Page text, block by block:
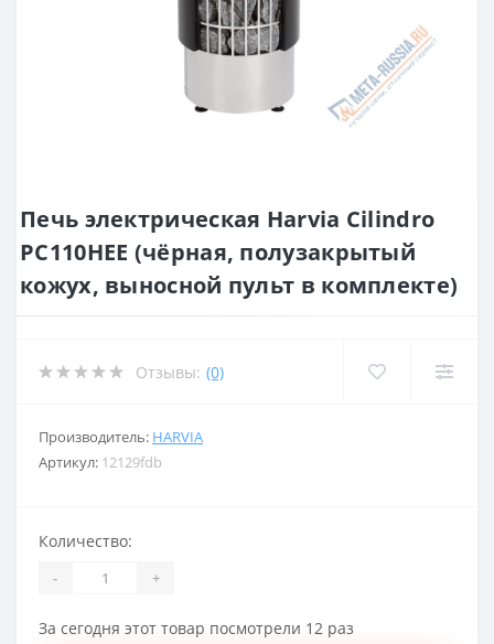
Печь электрическая Harvia Cilindro
PC110HEE (чёрная, полузакрытый
кожух, выносной пульт в комплекте)
Отзывы: (0)
Производитель: HARVIA
Артикул: 12129fdb
Количество:
- +
За сегодня этот товар посмотрели 12 раз